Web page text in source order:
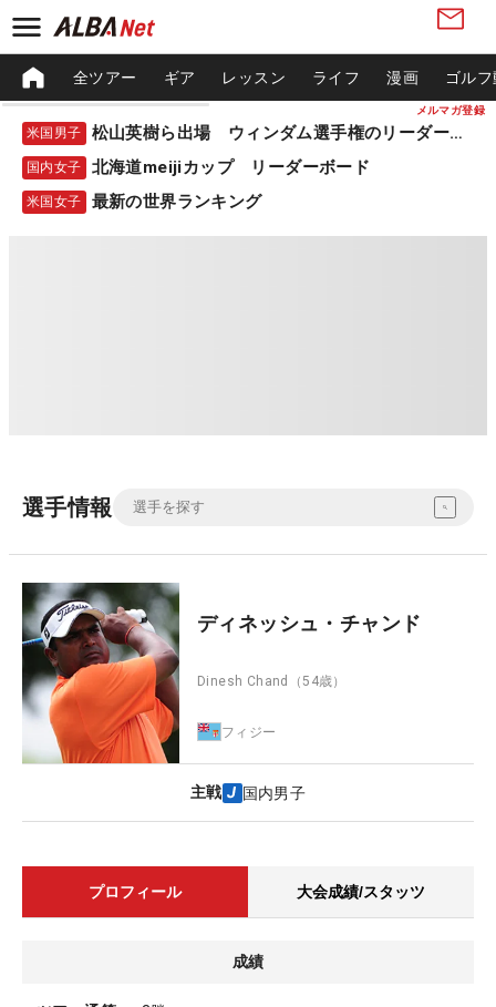
メルマガ登録
全ツアー ギア レッスン ライフ 漫画 ゴル
米国男子 松山英樹ら出場 ウィンダム選手権のリーダーボード
国内女子 北海道meijiカップ リーダーボード
米国女子 最新の世界ランキング
選手情報
ディネッシュ・チャンド
Dinesh Chand （54歳）
フィジー
主戦 国内男子
プロフィール 大会成績/スタッツ
成績